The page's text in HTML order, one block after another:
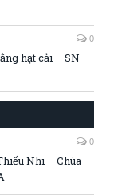
0
hạt cải – SN
0
Nhi – Chúa